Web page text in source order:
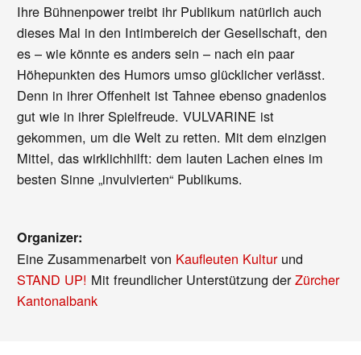
Ihre Bühnenpower treibt ihr Publikum natürlich auch
dieses Mal in den Intimbereich der Gesellschaft, den
es – wie könnte es anders sein – nach ein paar
Höhepunkten des Humors umso glücklicher verlässt.
Denn in ihrer Offenheit ist Tahnee ebenso gnadenlos
gut wie in ihrer Spielfreude. VULVARINE ist
gekommen, um die Welt zu retten. Mit dem einzigen
Mittel, das wirklichhilft: dem lauten Lachen eines im
besten Sinne „invulvierten“ Publikums.
Organizer:
Eine Zusammenarbeit von Kaufleuten Kulturund
STAND UP! Mit freundlicher Unterstützung derZürcher
Kantonalbank